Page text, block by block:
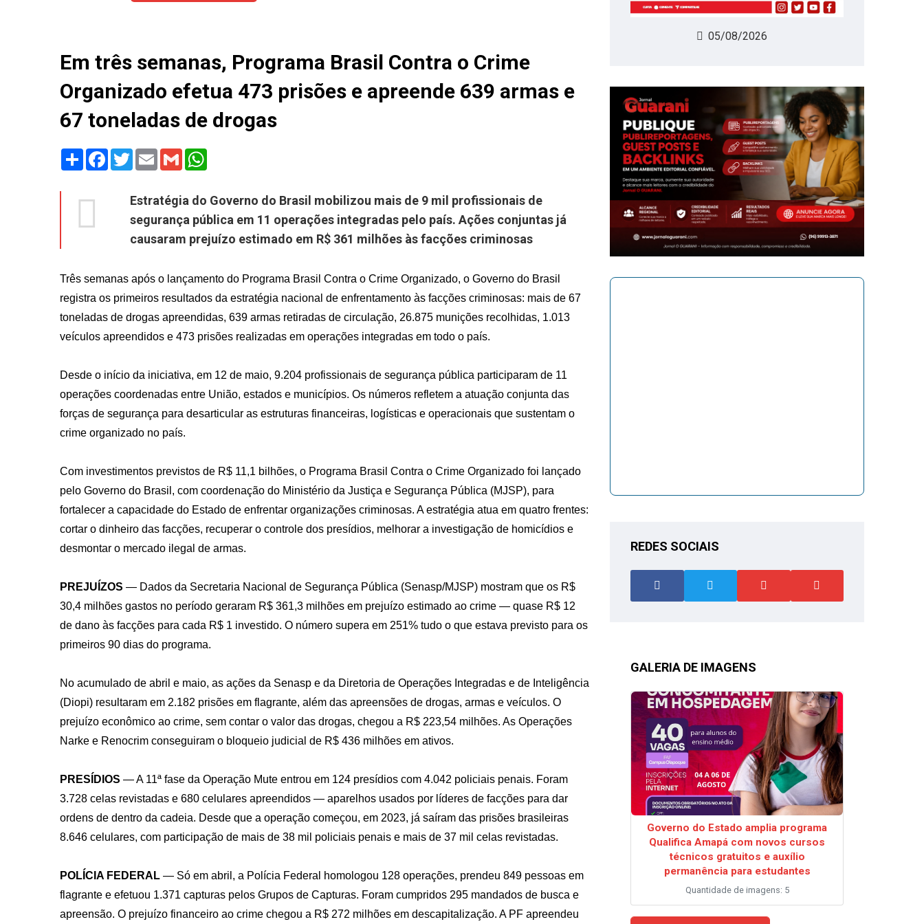
Em três semanas, Programa Brasil Contra o Crime
Organizado efetua 473 prisões e apreende 639 armas e
67 toneladas de drogas
Share Facebook
TwitterEmail Gmail
Estratégia do Governo do Brasil mobilizou mais de 9 mil profissionais de
segurança pública em 11 operações integradas pelo país. Ações conjuntas já
causaram prejuízo estimado em R$ 361 milhões às facções criminosas
Três semanas após o lançamento do Programa Brasil Contra o Crime Organizado, o Governo do Brasil
registra os primeiros resultados da estratégia nacional de enfrentamento às facções criminosas: mais de 67
toneladas de drogas apreendidas, 639 armas retiradas de circulação, 26.875 munições recolhidas, 1.013
veículos apreendidos e 473 prisões realizadas em operações integradas em todo o país.
Desde o início da iniciativa, em 12 de maio, 9.204 profissionais de segurança pública participaram de 11
operações coordenadas entre União, estados e municípios. Os números refletem a atuação conjunta das
forças de segurança para desarticular as estruturas financeiras, logísticas e operacionais que sustentam o
crime organizado no país.
Com investimentos previstos de R$ 11,1 bilhões, o Programa Brasil Contra o Crime Organizado foi lançado
pelo Governo do Brasil, com coordenação do Ministério da Justiça e Segurança Pública (MJSP), para
fortalecer a capacidade do Estado de enfrentar organizações criminosas. A estratégia atua em quatro frentes:
cortar o dinheiro das facções, recuperar o controle dos presídios, melhorar a investigação de homicídios e
desmontar o mercado ilegal de armas.
PREJUÍZOS — Dados da Secretaria Nacional de Segurança Pública (Senasp/MJSP) mostram que os R$
30,4 milhões gastos no período geraram R$ 361,3 milhões em prejuízo estimado ao crime — quase R$ 12
de dano às facções para cada R$ 1 investido. O número supera em 251% tudo o que estava previsto para os
primeiros 90 dias do programa.
No acumulado de abril e maio, as ações da Senasp e da Diretoria de Operações Integradas e de Inteligência
(Diopi) resultaram em 2.182 prisões em flagrante, além das apreensões de drogas, armas e veículos. O
prejuízo econômico ao crime, sem contar o valor das drogas, chegou a R$ 223,54 milhões. As Operações
Narke e Renocrim conseguiram o bloqueio judicial de R$ 436 milhões em ativos.
PRESÍDIOS — A 11ª fase da Operação Mute entrou em 124 presídios com 4.042 policiais penais. Foram
3.728 celas revistadas e 680 celulares apreendidos — aparelhos usados por líderes de facções para dar
ordens de dentro da cadeia. Desde que a operação começou, em 2023, já saíram das prisões brasileiras
8.646 celulares, com participação de mais de 38 mil policiais penais e mais de 37 mil celas revistadas.
POLÍCIA FEDERAL — Só em abril, a Polícia Federal homologou 128 operações, prendeu 849 pessoas em
flagrante e efetuou 1.371 capturas pelos Grupos de Capturas. Foram cumpridos 295 mandados de busca e
apreensão. O prejuízo financeiro ao crime chegou a R$ 272 milhões em descapitalização. A PF apreendeu
05/08/2026
REDES SOCIAIS
GALERIA DE IMAGENS
Governo do Estado amplia programa
Qualifica Amapá com novos cursos
técnicos gratuitos e auxílio
permanência para estudantes
Quantidade de imagens: 5